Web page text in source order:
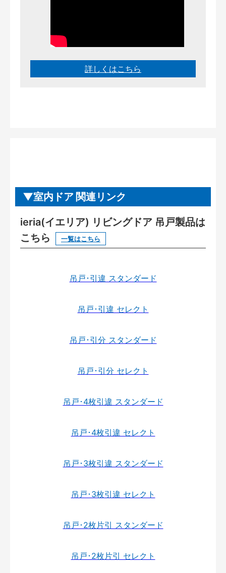
詳しくはこちら
室内ドア 関連リンク
ieria(イエリア) リビングドア 吊戸製品は
こちら
一覧はこちら
吊戸･引違 スタンダード
吊戸･引違 セレクト
吊戸･引分 スタンダード
吊戸･引分 セレクト
吊戸･4枚引違 スタンダード
吊戸･4枚引違 セレクト
吊戸･3枚引違 スタンダード
吊戸･3枚引違 セレクト
吊戸･2枚片引 スタンダード
吊戸･2枚片引 セレクト